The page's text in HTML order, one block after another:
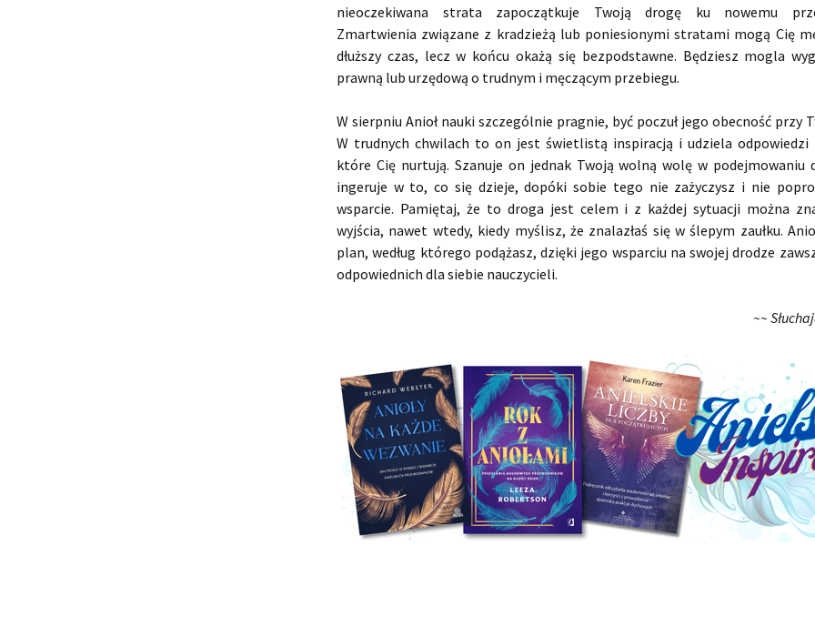
nieoczekiwana strata zapoczątkuje Twoją drogę ku nowemu
Zmartwienia związane z kradzieżą lub poniesionymi stratami mogą Cię
dłuższy czas, lecz w końcu okażą się bezpodstawne. Będziesz mogla
prawną lub urzędową o trudnym i męczącym przebiegu.
W sierpniu Anioł nauki szczególnie pragnie, być poczuł jego obecność przy
W trudnych chwilach to on jest świetlistą inspiracją i udziela odpowiedzi
które Cię nurtują. Szanuje on jednak Twoją wolną wolę w podejmowaniu
ingeruje w to, co się dzieje, dopóki sobie tego nie zażyczysz i nie
wsparcie. Pamiętaj, że to droga jest celem i z każdej sytuacji można
wyjścia, nawet wtedy, kiedy myślisz, że znalazłaś się w ślepym zaułku.
plan, według którego podążasz, dzięki jego wsparciu na swojej drodze
odpowiednich dla siebie nauczycieli.
~~